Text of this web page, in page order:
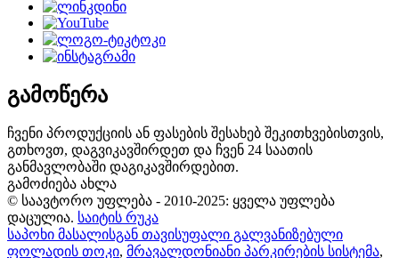
გამოწერა
ჩვენი პროდუქციის ან ფასების შესახებ შეკითხვებისთვის,
გთხოვთ, დაგვიკავშირდეთ და ჩვენ 24 საათის
განმავლობაში დაგიკავშირდებით.
გამოძიება ახლა
© საავტორო უფლება - 2010-2025: ყველა უფლება
დაცულია. საიტის რუკა
საპოხი მასალისგან თავისუფალი გალვანიზებული
ფოლადის თოკი, მრავალდონიანი პარკირების სისტემა,